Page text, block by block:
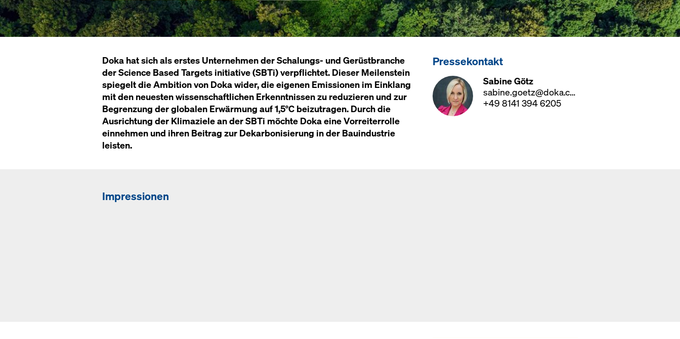
Doka hat sich als erstes Unternehmen der Schalungs- und Gerüstbranche
der Science Based Targets initiative (SBTi) verpflichtet. Dieser Meilenstein
spiegelt die Ambition von Doka wider, die eigenen Emissionen im Einklang
mit den neuesten wissenschaftlichen Erkenntnissen zu reduzieren und zur
Begrenzung der globalen Erwärmung auf 1,5°C beizutragen. Durch die
Ausrichtung der Klimaziele an der SBTi möchte Doka eine Vorreiterrolle
einnehmen und ihren Beitrag zur Dekarbonisierung in der Bauindustrie
leisten.
Pressekontakt
Sabine Götz
sabine.goetz@doka.com
+49 8141 394 6205
Impressionen